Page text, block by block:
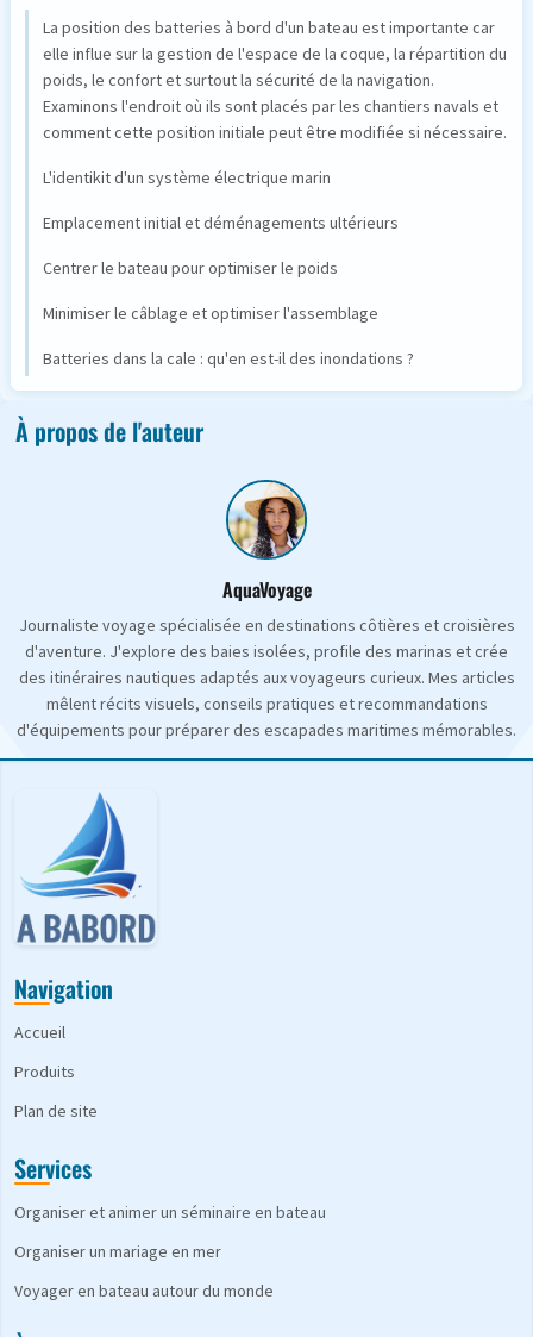
La position des batteries à bord d'un bateau est importante car
elle influe sur la gestion de l'espace de la coque, la répartition du
poids, le confort et surtout la sécurité de la navigation.
Examinons l'endroit où ils sont placés par les chantiers navals et
comment cette position initiale peut être modifiée si nécessaire.
L'identikit d'un système électrique marin
Emplacement initial et déménagements ultérieurs
Centrer le bateau pour optimiser le poids
Minimiser le câblage et optimiser l'assemblage
Batteries dans la cale : qu'en est-il des inondations ?
À propos de l'auteur
AquaVoyage
Journaliste voyage spécialisée en destinations côtières et croisières
d'aventure. J'explore des baies isolées, profile des marinas et crée
des itinéraires nautiques adaptés aux voyageurs curieux. Mes articles
mêlent récits visuels, conseils pratiques et recommandations
d'équipements pour préparer des escapades maritimes mémorables.
Navigation
Accueil
Produits
Plan de site
Services
Organiser et animer un séminaire en bateau
Organiser un mariage en mer
Voyager en bateau autour du monde